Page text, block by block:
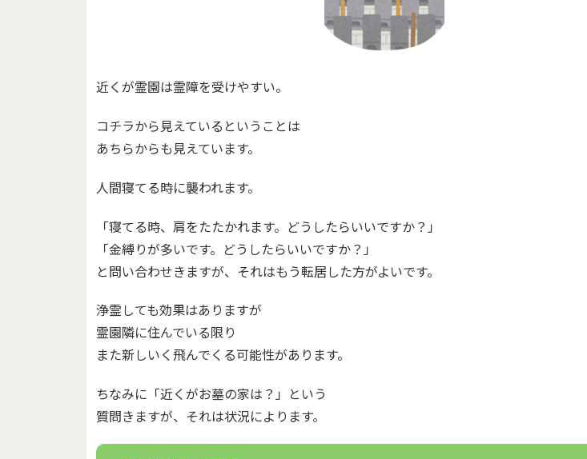
近くが霊園は霊障を受けやすい。
コチラから見えているということは
あちらからも見えています。
人間寝てる時に襲われます。
「寝てる時、肩をたたかれます。どうしたらいいですか？」
「金縛りが多いです。どうしたらいいですか？」
と問い合わせきますが、それはもう転居した方がよいです。
浄霊しても効果はありますが
霊園隣に住んでいる限り
また新しいく飛んでくる可能性があります。
ちなみに「近くがお墓の家は？」という
質問きますが、それは状況によります。